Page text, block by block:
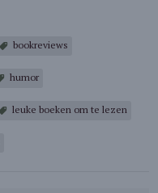
bookreviews
humor
leuke boeken om te lezen